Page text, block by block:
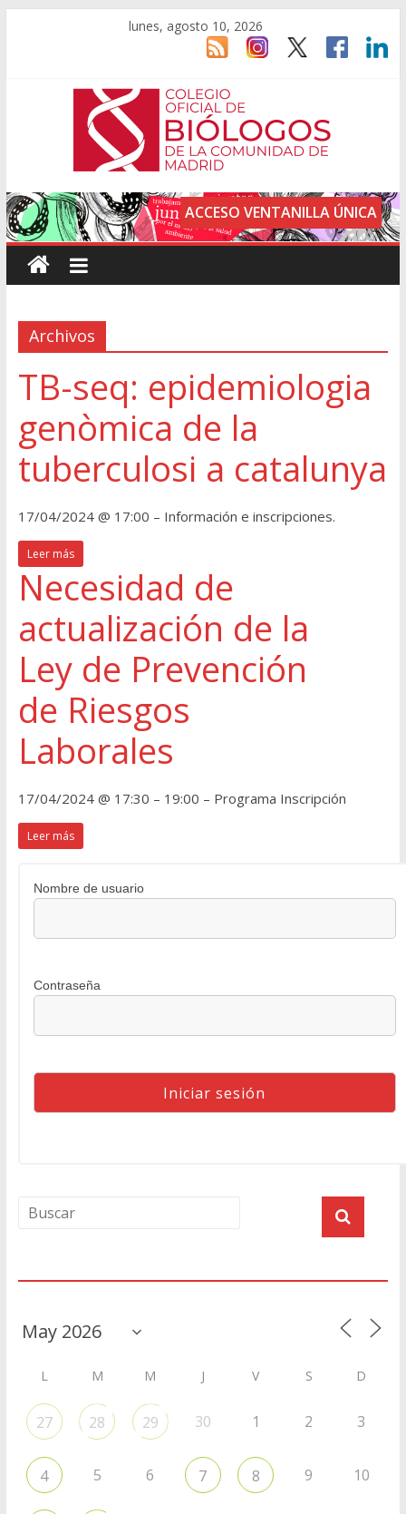
lunes, agosto 10, 2026
ACCESO VENTANILLA ÚNICA
Archivos
TB-seq: epidemiologia
genòmica de la
tuberculosi a catalunya
17/04/2024 @ 17:00 – Información e inscripciones.
Leer más
Necesidad de
actualización de la
Ley de Prevención
de Riesgos
Laborales
17/04/2024 @ 17:30 – 19:00 – Programa Inscripción
Leer más
Nombre de usuario
Contraseña
L M M J V S D
27 28 29 30 1 2 3
4 5 6 7 8 9 10